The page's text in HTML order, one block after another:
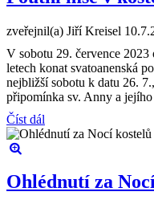
zveřejnil(a) Jiří Kreisel
V sobotu 29. července 2023
letech konat svatoanenská
nejbližší sobotu k datu 26.
připomínka sv. Anny a jejího
Číst dál
Ohlédnutí za